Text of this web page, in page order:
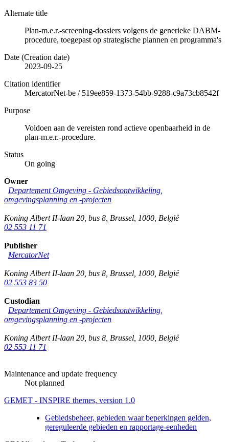
Alternate title
Plan-m.e.r.-screening-dossiers volgens de generieke DABM-
procedure, toegepast op strategische plannen en programma's
Date (Creation date)
2023-09-25
Citation identifier
MercatorNet-be / 519ee859-1373-54bb-9288-c9a73cb8542f
Purpose
Voldoen aan de vereisten rond actieve openbaarheid in de
plan-m.e.r.-procedure.
Status
On going
Owner
Departement Omgeving - Gebiedsontwikkeling,
omgevingsplanning en -projecten
Koning Albert II-laan 20, bus 8 Brussel 1000 België
02 553 11 71
Publisher
MercatorNet
Koning Albert II-laan 20, bus 8 Brussel 1000 België
02 553 83 50
Custodian
Departement Omgeving - Gebiedsontwikkeling,
omgevingsplanning en -projecten
Koning Albert II-laan 20, bus 8 Brussel 1000 België
02 553 11 71
Maintenance and update frequency
Not planned
GEMET - INSPIRE themes, version 1.0
Gebiedsbeheer, gebieden waar beperkingen gelden,
gereguleerde gebieden en rapportage-eenheden